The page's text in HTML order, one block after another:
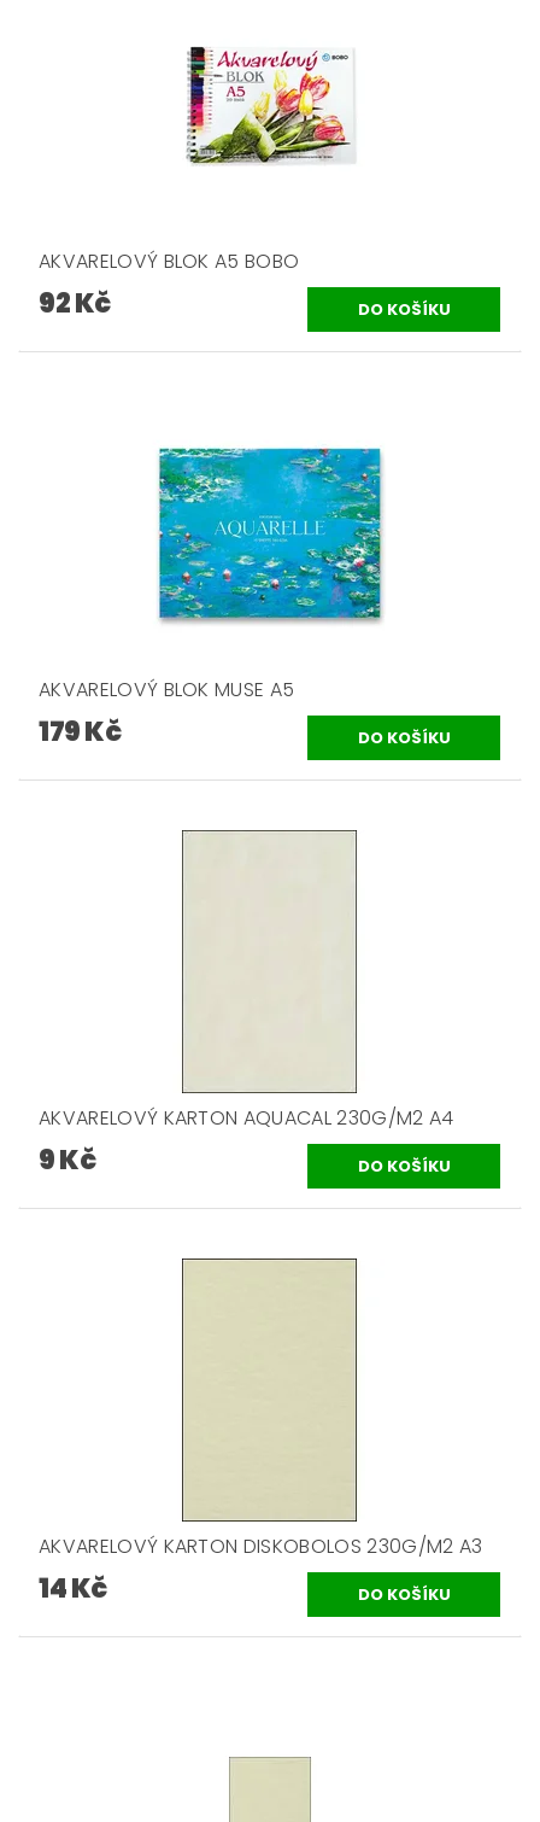
AKVARELOVÝ BLOK A5 BOBO
92 Kč
AKVARELOVÝ BLOK MUSE A5
179 Kč
AKVARELOVÝ KARTON AQUACAL 230G/M2 A4
9 Kč
AKVARELOVÝ KARTON DISKOBOLOS 230G/M2 A3
14 Kč